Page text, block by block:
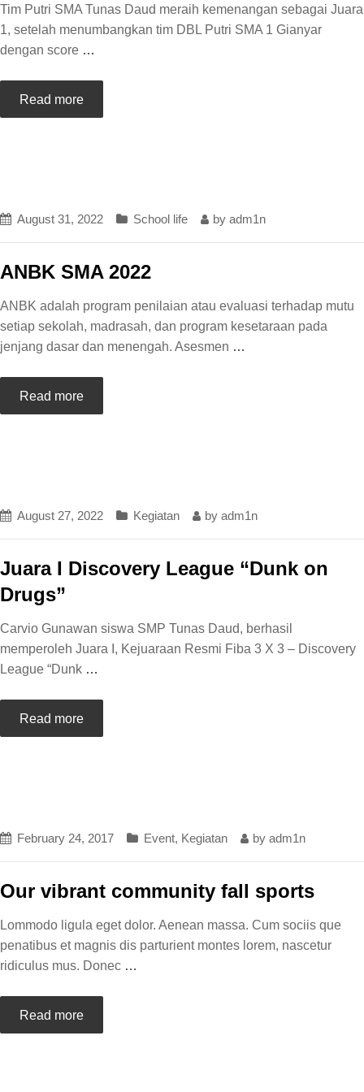
Tim Putri SMA Tunas Daud meraih kemenangan sebagai Juara
1, setelah menumbangkan tim DBL Putri SMA 1 Gianyar
dengan score …
Read more
August 31, 2022 School life by adm1n
ANBK SMA 2022
ANBK adalah program penilaian atau evaluasi terhadap mutu
setiap sekolah, madrasah, dan program kesetaraan pada
jenjang dasar dan menengah. Asesmen …
Read more
August 27, 2022 Kegiatan by adm1n
Juara I Discovery League “Dunk on
Drugs”
Carvio Gunawan siswa SMP Tunas Daud, berhasil
memperoleh Juara I, Kejuaraan Resmi Fiba 3 X 3 – Discovery
League “Dunk …
Read more
February 24, 2017 Event, Kegiatan by adm1n
Our vibrant community fall sports
Lommodo ligula eget dolor. Aenean massa. Cum sociis que
penatibus et magnis dis parturient montes lorem, nascetur
ridiculus mus. Donec …
Read more